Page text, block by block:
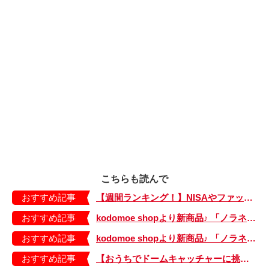
こちらも読んで
おすすめ記事
【週間ランキング！】NISAやファッションの記事がランクイン！ kodomoe web 7月19日～25日の週間TOP5★
おすすめ記事
kodomoe shopより新商品♪ 「ノラネコぐんだん」耐熱マグ3種が登場！
おすすめ記事
kodomoe shopより新商品♪ 「ノラネコぐんだん」なりきり帽子（大、小）が登場！
おすすめ記事
【おうちでドームキャッチャーに挑戦だ】アンパンマン わくわくドームキャッチャー